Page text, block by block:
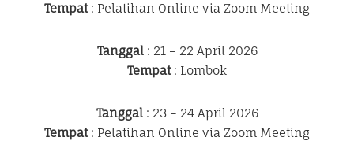
Tempat: Pelatihan Online via Zoom Meeting
Tanggal: 21 – 22 April 2026
Tempat: Lombok
Tanggal: 23 – 24 April 2026
Tempat: Pelatihan Online via Zoom Meeting